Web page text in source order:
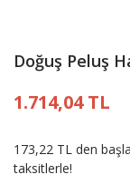
Doğuş Peluş
1.714,04 TL
173,22 TL den
taksitlerle!